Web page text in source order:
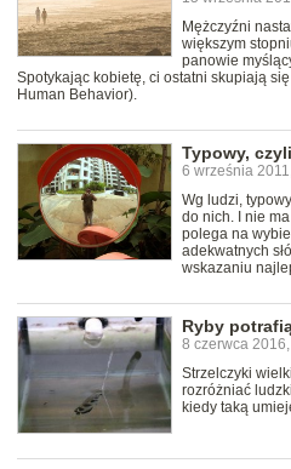
Mężczyźni
większym
panowie
Spotykając kobietę, ci ostatni skupiają
Human Behavior).
Typowy,
6 września
Wg ludzi,
do nich. I nie
polega na
adekwatnych
wskazaniu
Ryby
8 czerwca
Strzelczyki
rozróżniać
kiedy taką